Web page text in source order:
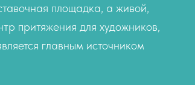
площадка, а живой,
притяжения для художников,
главным источником